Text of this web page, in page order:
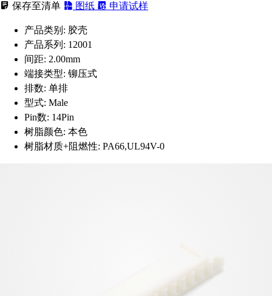
保存至清单
图纸 申请试样
产品类别: 胶壳
产品系列: 12001
间距: 2.00mm
端接类型: 铆压式
排数: 单排
型式: Male
Pin数: 14Pin
树脂颜色: 本色
树脂材质+阻燃性: PA66,UL94V-0